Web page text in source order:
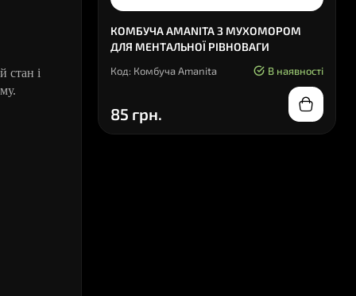
стан і
КОМБУЧА AMANITA З МУХОМОРОМ
ДЛЯ МЕНТАЛЬНОЇ РІВНОВАГИ
Код: Комбуча Amanita В наявності
85 грн.